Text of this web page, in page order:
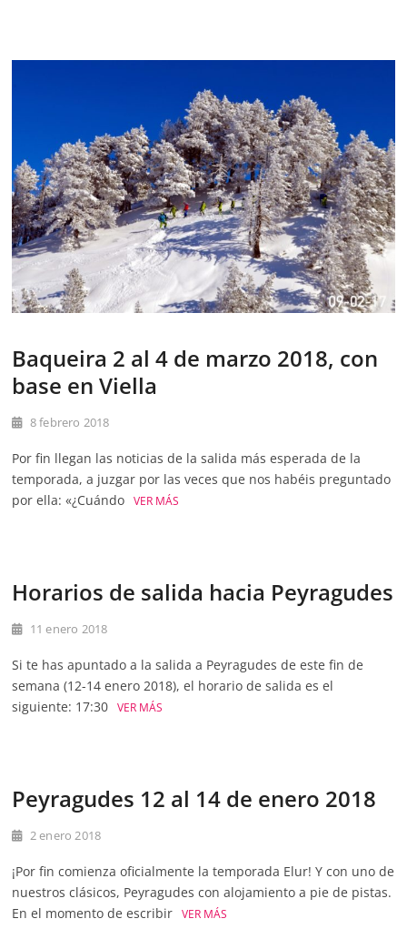
Baqueira 2 al 4 de marzo 2018, con
base en Viella
8 febrero 2018
Por fin llegan las noticias de la salida más esperada de la
temporada, a juzgar por las veces que nos habéis preguntado
por ella: «¿Cuándo
VER MÁS
Horarios de salida hacia Peyragudes
11 enero 2018
Si te has apuntado a la salida a Peyragudes de este fin de
semana (12-14 enero 2018), el horario de salida es el
siguiente: 17:30
VER MÁS
Peyragudes 12 al 14 de enero 2018
2 enero 2018
¡Por fin comienza oficialmente la temporada Elur! Y con uno de
nuestros clásicos, Peyragudes con alojamiento a pie de pistas.
En el momento de escribir
VER MÁS